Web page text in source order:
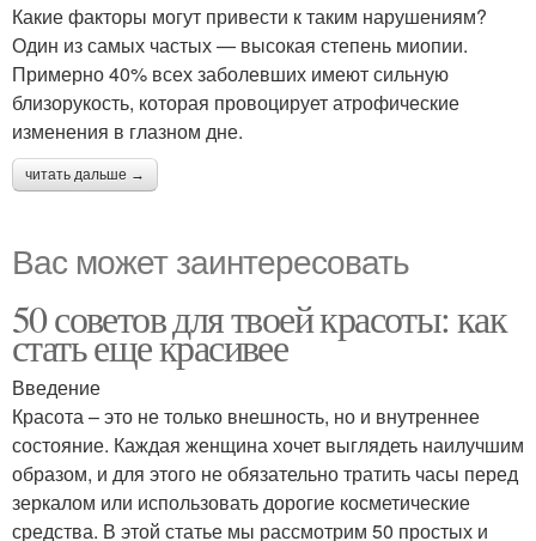
Какие факторы могут привести к таким нарушениям?
Один из самых частых — высокая степень миопии.
Примерно 40% всех заболевших имеют сильную
близорукость, которая провоцирует атрофические
изменения в глазном дне.
читать дальше →
Вас может заинтересовать
50 советов для твоей красоты: как
стать еще красивее
Введение
Красота – это не только внешность, но и внутреннее
состояние. Каждая женщина хочет выглядеть наилучшим
образом, и для этого не обязательно тратить часы перед
зеркалом или использовать дорогие косметические
средства. В этой статье мы рассмотрим 50 простых и